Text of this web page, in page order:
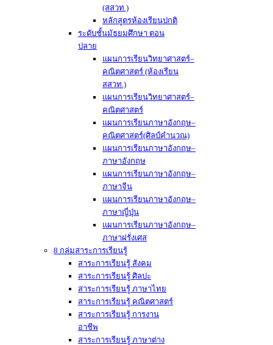
(สสวท.)
หลักสูตรห้องเรียนปกติ
ระดับชั้นมัธยมศึกษา ตอน
ปลาย
แผนการเรียนวิทยาศาสตร์–
คณิตศาสตร์ (ห้องเรียน
สสวท.)
แผนการเรียนวิทยาศาสตร์–
คณิตศาสตร์
แผนการเรียนภาษาอังกฤษ–
คณิตศาสตร์(ศิลป์คำนวณ)
แผนการเรียนภาษาอังกฤษ–
ภาษาอังกฤษ
แผนการเรียนภาษาอังกฤษ–
ภาษาจีน
แผนการเรียนภาษาอังกฤษ–
ภาษาญี่ปุ่น
แผนการเรียนภาษาอังกฤษ–
ภาษาฝรั่งเศส
8 กล่มสาระการเรียนรู้
สาระการเรียนรู้ สังคม
สาระการเรียนรู้ ศิลปะ
สาระการเรียนรู้ ภาษาไทย
สาระการเรียนรู้ คณิตศาสตร์
สาระการเรียนรู้ การงาน
อาชีพ
สาระการเรียนรู้ ภาษาต่าง